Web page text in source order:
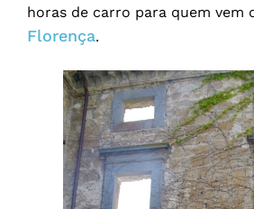
horas de carro para quem vem
Florença.